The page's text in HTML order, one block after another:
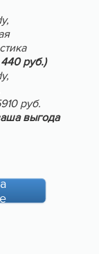
руб.)
руб.
выгода